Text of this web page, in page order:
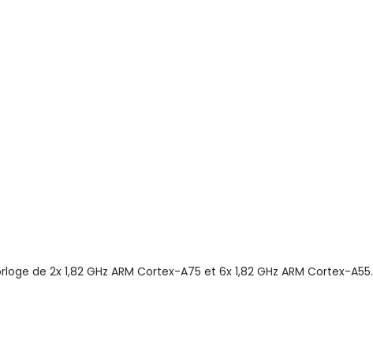
de 2x 1,82 GHz ARM Cortex-A75 et 6x 1,82 GHz ARM Cortex-A55.